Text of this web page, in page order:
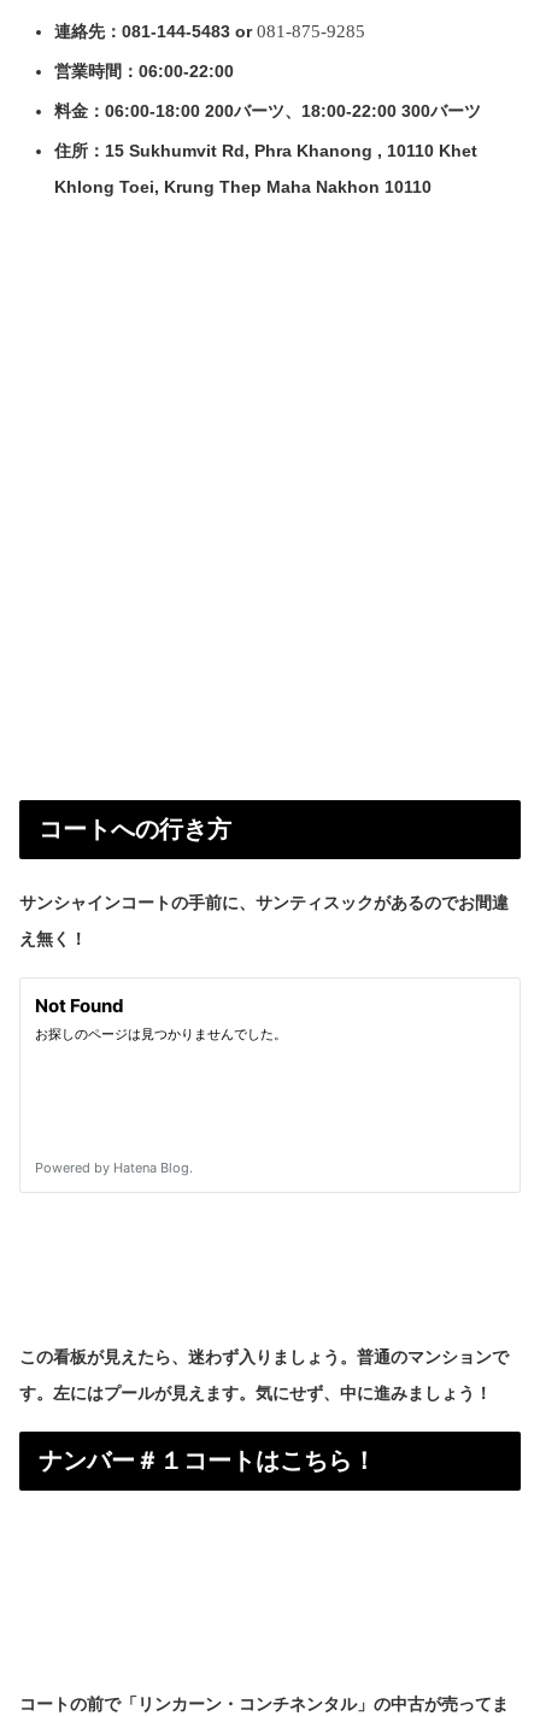
連絡先：081-144-5483 or081-875-9285
営業時間：06:00-22:00
料金：06:00-18:00 200バーツ、18:00-22:00 300バーツ
住所：15 Sukhumvit Rd, Phra Khanong , 10110 Khet
Khlong Toei, Krung Thep Maha Nakhon 10110
コートへの行き方
サンシャインコートの手前に、サンティスックがあるのでお間違
え無く！
この看板が見えたら、迷わず入りましょう。普通のマンションで
す。左にはプールが見えます。気にせず、中に進みましょう！
ナンバー＃１コートはこちら！
コートの前で「リンカーン・コンチネンタル」の中古が売ってま